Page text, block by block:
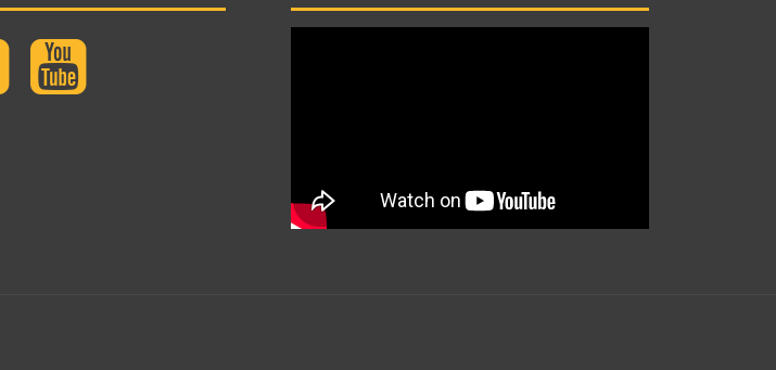
Twitter Youtube